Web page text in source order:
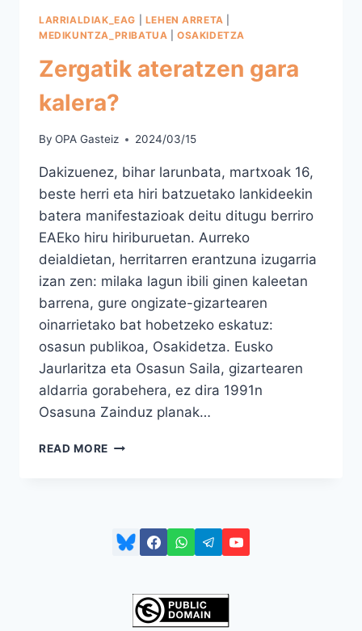
LARRIALDIAK_EAG LEHEN ARRETA
MEDIKUNTZA_PRIBATUA |OSAKIDETZA
Zergatik ateratzen gara
kalera?
By OPA Gasteiz 2024/03/15
Dakizuenez, bihar larunbata, martxoak 16,
beste herri eta hiri batzuetako lankideekin
batera manifestazioak deitu ditugu berriro
EAEko hiru hiriburuetan. Aurreko
deialdietan, herritarren erantzuna izugarria
izan zen: milaka lagun ibili ginen kaleetan
barrena, gure ongizate-gizartearen
oinarrietako bat hobetzeko eskatuz:
osasun publikoa, Osakidetza. Eusko
Jaurlaritza eta Osasun Saila, gizartearen
aldarria gorabehera, ez dira 1991n
Osasuna Zainduz planak…
READ MORE ZERGATIK